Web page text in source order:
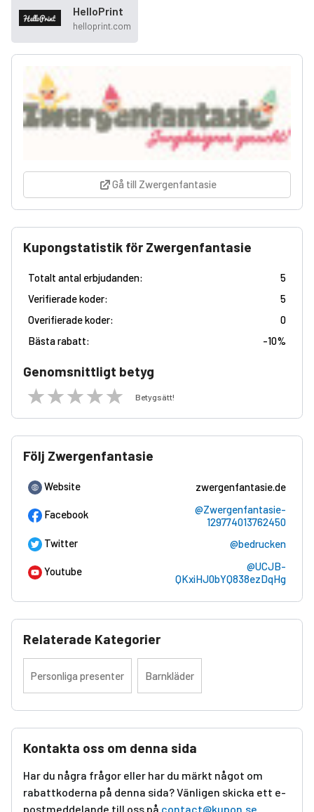
HelloPrint
helloprint.com
Gå till Zwergenfantasie
Kupongstatistik för Zwergenfantasie
Totalt antal erbjudanden:
5
Verifierade koder:
5
Overifierade koder:
0
Bästa rabatt:
-10%
Genomsnittligt betyg
Betygsätt!
Följ Zwergenfantasie
Website zwergenfantasie.de
Facebook
@Zwergenfantasie-
129774013762450
Twitter
@bedrucken
Youtube
@UCJB-
QKxiHJ0bYQ838ezDqHg
Relaterade Kategorier
Personliga presenter Barnkläder
Kontakta oss om denna sida
Har du några frågor eller har du märkt något om
rabattkoderna på denna sida? Vänligen skicka ett e-
postmeddelande till oss på contact@kupon.se